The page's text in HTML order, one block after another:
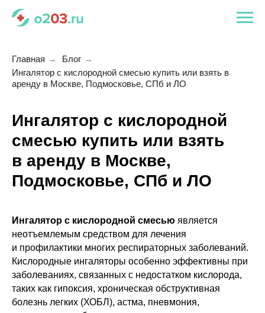
Главная → Блог →
Ингалятор с кислородной смесью купить или взять в
аренду в Москве, Подмосковье, СПб и ЛО
Ингалятор с кислородной
смесью купить или взять
в аренду в Москве,
Подмосковье, СПб и ЛО
Ингалятор с кислородной смесью является
неотъемлемым средством для лечения
и профилактики многих респираторных заболеваний.
Кислородные ингаляторы особенно эффективны при
заболеваниях, связанных с недостатком кислорода,
таких как гипоксия, хроническая обструктивная
болезнь легких (ХОБЛ), астма, пневмония,